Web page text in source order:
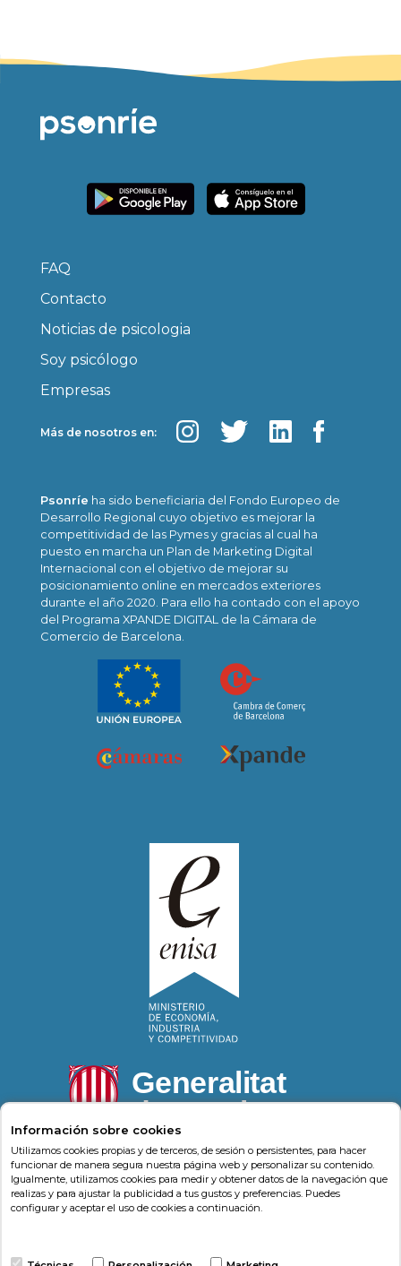
FAQ
Contacto
Noticias de psicologia
Soy psicólogo
Empresas
Más de nosotros en:
Psonríe ha sido beneficiaria del Fondo Europeo de
Desarrollo Regional cuyo objetivo es mejorar la
competitividad de las Pymes y gracias al cual ha
puesto en marcha un Plan de Marketing Digital
Internacional con el objetivo de mejorar su
posicionamiento online en mercados exteriores
durante el año 2020. Para ello ha contado con el apoyo
del Programa XPANDE DIGITAL de la Cámara de
Comercio de Barcelona.
Psonríe Carrer de la Llacuna 162 08018, Barcelona
(Barcelona)-Psonrie.com
Información sobre cookies
Utilizamos cookies propias y de terceros, de sesión o persistentes, para hacer
funcionar de manera segura nuestra página web y personalizar su contenido.
Igualmente, utilizamos cookies para medir y obtener datos de la navegación que
realizas y para ajustar la publicidad a tus gustos y preferencias. Puedes
configurar y aceptar el uso de cookies a continuación.